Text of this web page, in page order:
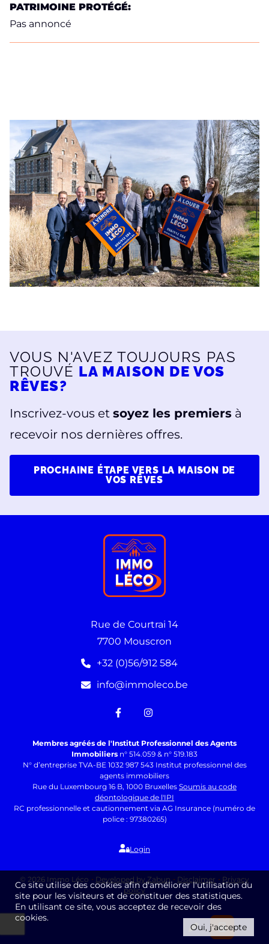
PATRIMOINE PROTÉGÉ:
Pas annoncé
VOUS N'AVEZ TOUJOURS PAS
TROUVÉ LA MAISON DE VOS
RÊVES?
Inscrivez-vous et soyez les premiers à
recevoir nos dernières offres.
PROCHAINE ÉTAPE VERS LA MAISON DE
VOS RÊVES
Rue de Courtrai 14
7700 Mouscron
+32 (0)56/912 584
info@immoleco.be
Membres agréés de l'Institut Professionnel des Agents
Immobiliers n° 514.059 & n° 519.183
N° d’entreprise TVA-BE 1032 987 543 Institut professionnel des
agents immobiliers
Rue du Luxembourg 16 B, 1000 Bruxelles Soumis au code
déontologique de l'IPI
RC professionnelle et cautionnement via AG Insurance (numéro de
police : 97380265)
Login
© 2026 Immo Léco Developed by Zabun Disclaimer
Privacy
policy
Ce site utilise des cookies afin d'améliorer l'utilisation du
site pour les visiteurs et de constituer des statistiques.
En utilisant ce site, vous acceptez de recevoir des
cookies.
Oui, j'accepte